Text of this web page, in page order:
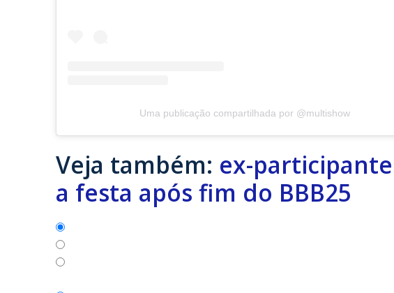
Uma publicação compartilhada por @multishow
Veja também: ex-
a festa após fim do BBB25